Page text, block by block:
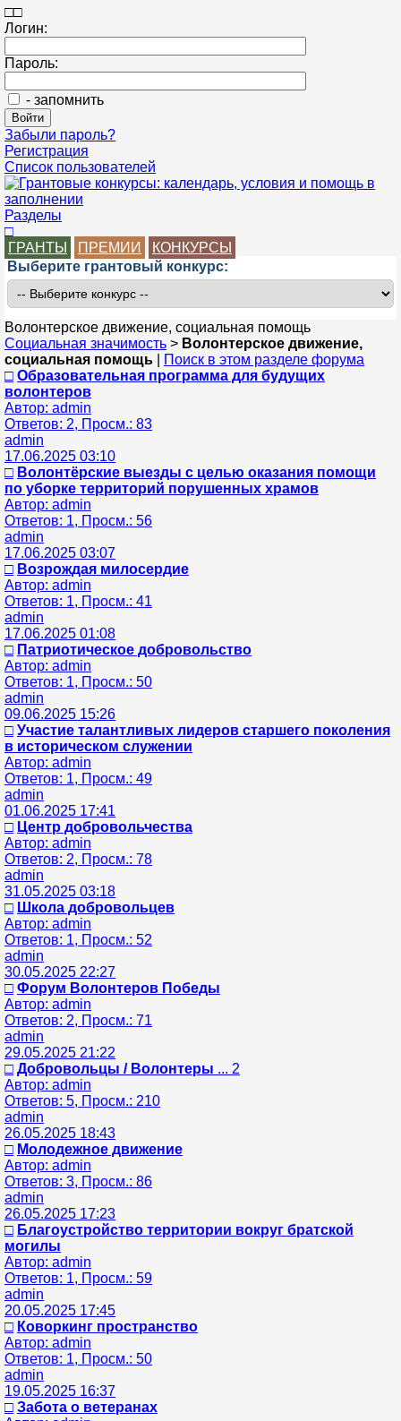
□□
Логин:
Пароль:
- запомнить
Забыли пароль?
Регистрация
Список пользователей
Разделы
□
ГРАНТЫ
ПРЕМИИ
КОНКУРСЫ
Выберите грантовый конкурс:
Волонтерское движение, социальная помощь
Социальная значимость > Волонтерское движение,
социальная помощь
Поиск в этом разделе форума
□ Образовательная программа для будущих
волонтеров
Автор: admin
Ответов: 2, Просм.: 83
admin
17.06.2025 03:10
□ Волонтёрские выезды с целью оказания помощи
по уборке территорий порушенных храмов
Автор: admin
Ответов: 1, Просм.: 56
admin
17.06.2025 03:07
□ Возрождая милосердие
Автор: admin
Ответов: 1, Просм.: 41
admin
17.06.2025 01:08
□ Патриотическое добровольство
Автор: admin
Ответов: 1, Просм.: 50
admin
09.06.2025 15:26
□ Участие талантливых лидеров старшего поколения
в историческом служении
Автор: admin
Ответов: 1, Просм.: 49
admin
01.06.2025 17:41
□ Центр добровольчества
Автор: admin
Ответов: 2, Просм.: 78
admin
31.05.2025 03:18
□ Школа добровольцев
Автор: admin
Ответов: 1, Просм.: 52
admin
30.05.2025 22:27
□ Форум Волонтеров Победы
Автор: admin
Ответов: 2, Просм.: 71
admin
29.05.2025 21:22
□ Добровольцы / Волонтеры ... 2
Автор: admin
Ответов: 5, Просм.: 210
admin
26.05.2025 18:43
□ Молодежное движение
Автор: admin
Ответов: 3, Просм.: 86
admin
26.05.2025 17:23
□ Благоустройство территории вокруг братской
могилы
Автор: admin
Ответов: 1, Просм.: 59
admin
20.05.2025 17:45
□ Коворкинг пространство
Автор: admin
Ответов: 1, Просм.: 50
admin
19.05.2025 16:37
□ Забота о ветеранах